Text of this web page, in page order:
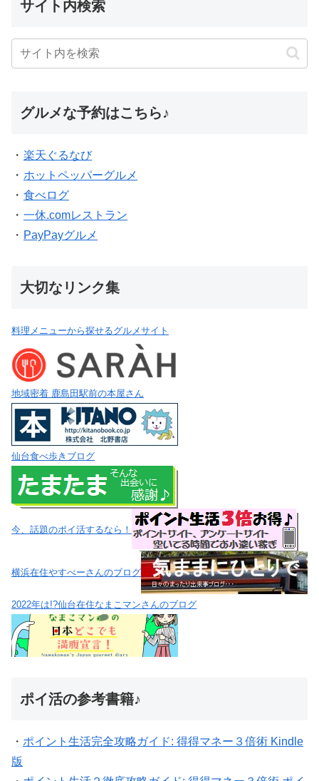
サイト内検索
グルメな予約はこちら♪
・ 楽天ぐるなび
・ ホットペッパーグルメ
・ 食べログ
・ 一休.comレストラン
・ PayPayグルメ
大切なリンク集
料理メニューから探せるグルメサイト
地域密着 鹿島田駅前の本屋さん
仙台食べ歩きブログ
今、話題のポイ活するなら！
横浜在住やすべーさんのブログ
2022年は!?仙台在住なまこマンさんのブログ
ポイ活の参考書籍♪
・ ポイント生活完全攻略ガイド: 得得マネー３倍術 Kindle
版